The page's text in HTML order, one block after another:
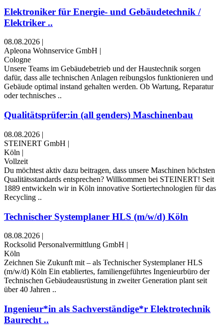
Elektroniker für Energie- und Gebäudetechnik /
Elektriker ..
08.08.2026 |
Apleona Wohnservice GmbH |
Cologne
Unsere Teams im Gebäudebetrieb und der Haustechnik sorgen
dafür, dass alle technischen Anlagen reibungslos funktionieren und
Gebäude optimal instand gehalten werden. Ob Wartung, Reparatur
oder technisches ..
Qualitätsprüfer:in (all genders) Maschinenbau
08.08.2026 |
STEINERT GmbH |
Köln |
Vollzeit
Du möchtest aktiv dazu beitragen, dass unsere Maschinen höchsten
Qualitätsstandards entsprechen? Willkommen bei STEINERT! Seit
1889 entwickeln wir in Köln innovative Sortiertechnologien für das
Recycling ..
Technischer Systemplaner HLS (m/w/d) Köln
08.08.2026 |
Rocksolid Personalvermittlung GmbH |
Köln
Zeichnen Sie Zukunft mit – als Technischer Systemplaner HLS
(m/w/d) Köln Ein etabliertes, familiengeführtes Ingenieurbüro der
Technischen Gebäudeausrüstung in zweiter Generation plant seit
über 40 Jahren ..
Ingenieur*in als Sachverständige*r Elektrotechnik
Baurecht ..